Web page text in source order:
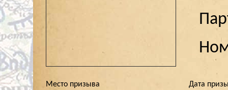
Место призыва
Дата